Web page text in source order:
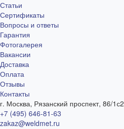
Статьи
Сертификаты
Вопросы и ответы
Гарантия
Фотогалерея
Вакансии
Доставка
Оплата
Отзывы
Контакты
г. Москва, Рязанский проспект, 86/1с2
+7 (495) 646-81-63
zakaz@weldmet.ru